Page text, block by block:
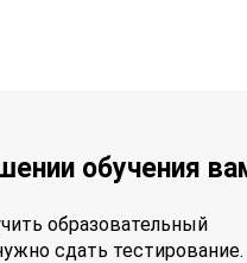
обучения
образовательный
сдать тестирование.